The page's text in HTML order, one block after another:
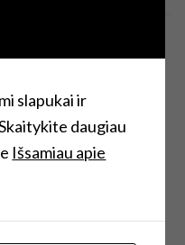
the horizon
Our store is in the
slapukai ir
daugiau
Išsamiau apie